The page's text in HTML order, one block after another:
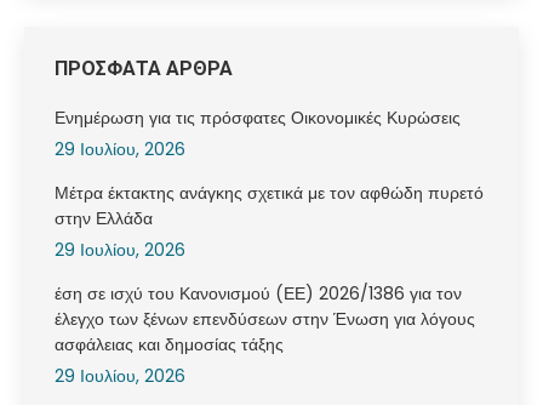
ΠΡΟΣΦΑΤΑ ΑΡΘΡΑ
Ενημέρωση για τις πρόσφατες Οικονομικές Κυρώσεις
29 Ιουλίου, 2026
Μέτρα έκτακτης ανάγκης σχετικά με τον αφθώδη πυρετό
στην Ελλάδα
29 Ιουλίου, 2026
έση σε ισχύ του Κανονισμού (ΕΕ) 2026/1386 για τον
έλεγχο των ξένων επενδύσεων στην Ένωση για λόγους
ασφάλειας και δημοσίας τάξης
29 Ιουλίου, 2026